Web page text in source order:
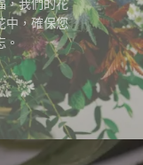
，我們的花
中，確保您